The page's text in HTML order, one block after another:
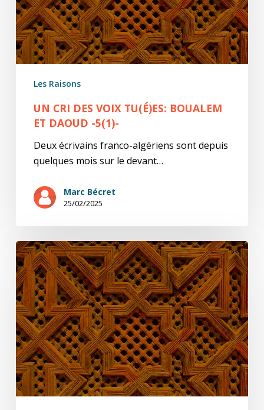
et
Daoud
-5(1)-
Les Raisons
UN CRI DES VOIX TU(É)ES: BOUALEM
ET DAOUD -5(1)-
Deux écrivains franco-algériens sont depuis
quelques mois sur le devant…
Marc Bécret
25/02/2025
Un
cri
des
voix
tu(é)es:
lettre
sur
Houris,
de
Kamel